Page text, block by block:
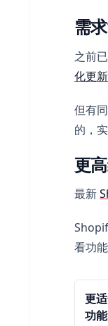
需
之前
化更
但有
的，
更
最新
看功
更
功能